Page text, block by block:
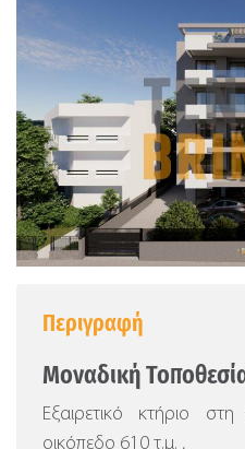
Περιγραφή
Μοναδική
Εξαιρετικό κτήριο
οικόπεδο 610 τ.μ. ,